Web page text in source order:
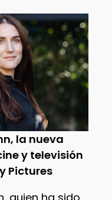
la nueva
y televisión
Pictures